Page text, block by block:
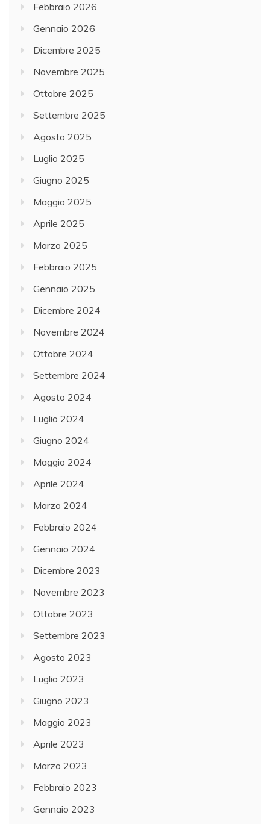
Febbraio 2026
Gennaio 2026
Dicembre 2025
Novembre 2025
Ottobre 2025
Settembre 2025
Agosto 2025
Luglio 2025
Giugno 2025
Maggio 2025
Aprile 2025
Marzo 2025
Febbraio 2025
Gennaio 2025
Dicembre 2024
Novembre 2024
Ottobre 2024
Settembre 2024
Agosto 2024
Luglio 2024
Giugno 2024
Maggio 2024
Aprile 2024
Marzo 2024
Febbraio 2024
Gennaio 2024
Dicembre 2023
Novembre 2023
Ottobre 2023
Settembre 2023
Agosto 2023
Luglio 2023
Giugno 2023
Maggio 2023
Aprile 2023
Marzo 2023
Febbraio 2023
Gennaio 2023